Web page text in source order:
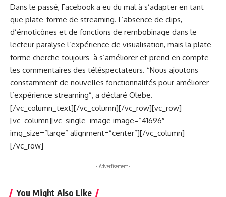
Dans le passé, Facebook a eu du mal à s’adapter en tant
que plate-forme de streaming. L’absence de clips,
d’émoticônes et de fonctions de rembobinage dans le
lecteur paralyse l’expérience de visualisation, mais la plate-
forme cherche toujours à s’améliorer et prend en compte
les commentaires des téléspectateurs. “Nous ajoutons
constamment de nouvelles fonctionnalités pour améliorer
l’expérience streaming”, a déclaré Olebe.
[/vc_column_text][/vc_column][/vc_row][vc_row]
[vc_column][vc_single_image image=”41696″
img_size=”large” alignment=”center”][/vc_column]
[/vc_row]
- Advertisement -
You Might Also Like